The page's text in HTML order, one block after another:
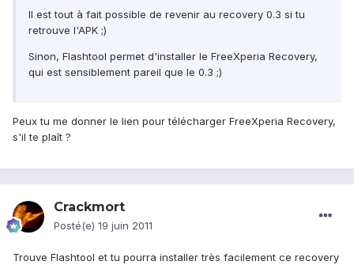
Il est tout à fait possible de revenir au recovery 0.3 si tu
retrouve l'APK ;)
Sinon, Flashtool permet d'installer le FreeXperia Recovery,
qui est sensiblement pareil que le 0.3 ;)
Peux tu me donner le lien pour télécharger FreeXperia Recovery,
s'il te plaît ?
Crackmort
Posté(e) 19 juin 2011
Trouve Flashtool et tu pourra installer très facilement ce recovery